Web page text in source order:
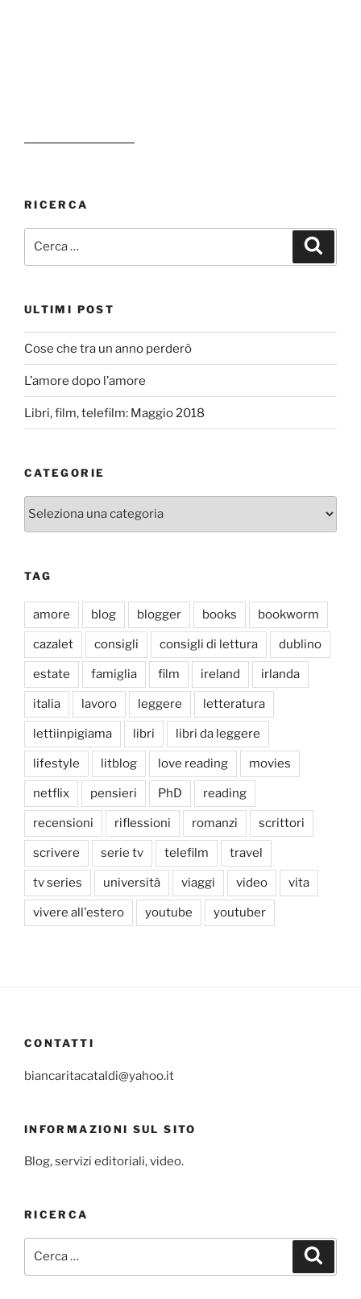
RICERCA
ULTIMI POST
Cose che tra un anno perderò
L’amore dopo l’amore
Libri, film, telefilm: Maggio 2018
CATEGORIE
Categorie
TAG
amore blog blogger books bookworm
cazalet consigli consigli di lettura dublino
estate famiglia film ireland irlanda
italia lavoro leggere letteratura
lettiinpigiama libri libri da leggere
lifestyle litblog love reading movies
netflix pensieri PhD reading
recensioni riflessioni romanzi scrittori
scrivere serie tv telefilm travel
tv series università viaggi video vita
vivere all'estero youtube youtuber
CONTATTI
biancaritacataldi@yahoo.it
INFORMAZIONI SUL SITO
Blog, servizi editoriali, video.
RICERCA